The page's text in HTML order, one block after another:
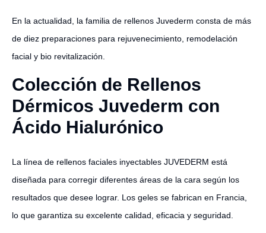
En la actualidad, la familia de rellenos Juvederm consta de más
de diez preparaciones para rejuvenecimiento, remodelación
facial y bio revitalización.
Colección de Rellenos
Dérmicos Juvederm con
Ácido Hialurónico
La línea de rellenos faciales inyectables JUVEDERM está
diseñada para corregir diferentes áreas de la cara según los
resultados que desee lograr. Los geles se fabrican en Francia,
lo que garantiza su excelente calidad, eficacia y seguridad.